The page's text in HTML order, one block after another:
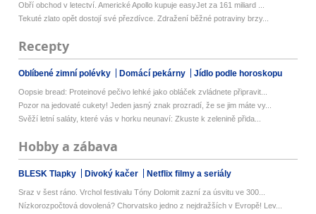
Obří obchod v letectví. Americké Apollo kupuje easyJet za 161 miliard ...
Tekuté zlato opět dostojí své přezdívce. Zdražení běžné potraviny brzy...
Recepty
Oblíbené zimní polévky Domácí pekárny Jídlo podle horoskopu
Oopsie bread: Proteinové pečivo lehké jako obláček zvládnete připravit...
Pozor na jedovaté cukety! Jeden jasný znak prozradí, že se jim máte vy...
Svěží letní saláty, které vás v horku neunaví: Zkuste k zelenině přida...
Hobby a zábava
BLESK Tlapky Divoký kačer Netflix filmy a seriály
Sraz v šest ráno. Vrchol festivalu Tóny Dolomit zazní za úsvitu ve 300...
Nízkorozpočtová dovolená? Chorvatsko jedno z nejdražších v Evropě! Lev...